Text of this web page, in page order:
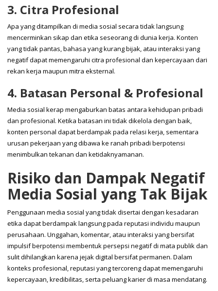
3. Citra Profesional
Apa yang ditampilkan di media sosial secara tidak langsung
mencerminkan sikap dan etika seseorang di dunia kerja. Konten
yang tidak pantas, bahasa yang kurang bijak, atau interaksi yang
negatif dapat memengaruhi citra profesional dan kepercayaan dari
rekan kerja maupun mitra eksternal.
4. Batasan Personal & Profesional
Media sosial kerap mengaburkan batas antara kehidupan pribadi
dan profesional. Ketika batasan ini tidak dikelola dengan baik,
konten personal dapat berdampak pada relasi kerja, sementara
urusan pekerjaan yang dibawa ke ranah pribadi berpotensi
menimbulkan tekanan dan ketidaknyamanan.
Risiko dan Dampak Negatif
Media Sosial yang Tak Bijak
Penggunaan media sosial yang tidak disertai dengan kesadaran
etika dapat berdampak langsung pada reputasi individu maupun
perusahaan. Unggahan, komentar, atau interaksi yang bersifat
impulsif berpotensi membentuk persepsi negatif di mata publik dan
sulit dihilangkan karena jejak digital bersifat permanen. Dalam
konteks profesional, reputasi yang tercoreng dapat memengaruhi
kepercayaan, kredibilitas, serta peluang karier di masa mendatang.